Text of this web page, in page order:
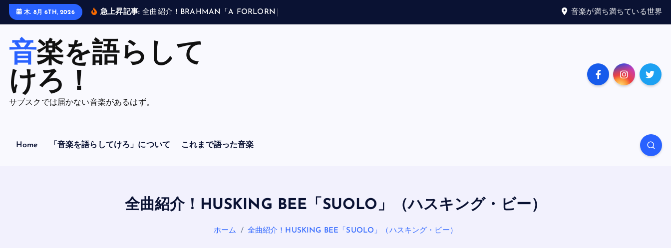
木. 8月 6TH, 2026 急上昇記事: 全曲 紹介 ！ B RA H MA N 「A FO R LO RN 音楽が満ち満ちている世界
音楽を語らして
けろ！
サブスクでは届かない音楽があるはず。
Home 「音楽を語らしてけろ」について これまで語った音楽
全曲紹介！HUSKING BEE「SUOLO」（ハスキング・ビー）
ホーム 全曲紹介！HUSKING BEE「SUOLO」（ハスキング・ビー）